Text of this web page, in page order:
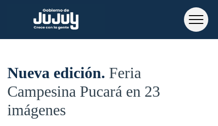
Nueva edición Feria
Campesina Pucará en 23
imágenes